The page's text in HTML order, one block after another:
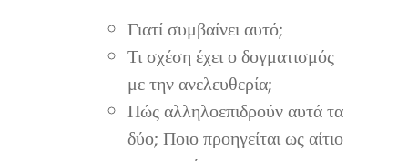
Γιατί συμβαίνει αυτό;
Τι σχέση έχει ο δογματισμός
με την ανελευθερία;
Πώς αλληλοεπιδρούν αυτά τα
δύο; Ποιο προηγείται ως αίτιο